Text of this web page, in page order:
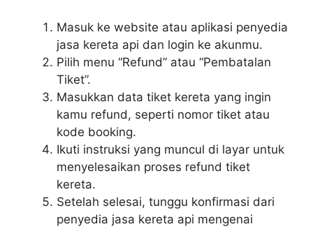
Masuk ke website atau aplikasi penyedia
jasa kereta api dan login ke akunmu.
Pilih menu “Refund” atau “Pembatalan
Tiket”.
Masukkan data tiket kereta yang ingin
kamu refund, seperti nomor tiket atau
kode booking.
Ikuti instruksi yang muncul di layar untuk
menyelesaikan proses refund tiket
kereta.
Setelah selesai, tunggu konfirmasi dari
penyedia jasa kereta api mengenai